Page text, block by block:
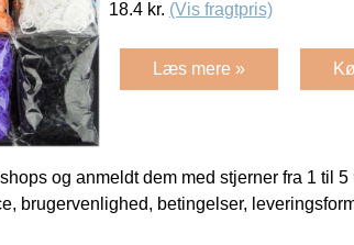
18.4 kr. (Vis fragtpris)
Læs mere »
og anmeldt dem med stjerner fra 1 til 5
brugervenlighed, betingelser,